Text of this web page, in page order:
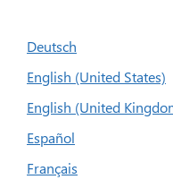
Deutsch
English (United States)
English (United
Español
Français